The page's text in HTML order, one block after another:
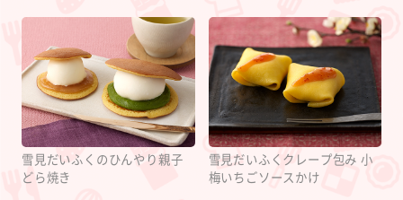
雪見だいふくのひんやり親子
どら焼き
雪見だいふくクレープ包み 小
梅いちごソースかけ